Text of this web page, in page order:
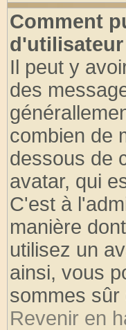
Comment
d'utilisateur
Il peut y
des
combien de
dessous de
avatar, qui
C'est à
manière
utilisez un
ainsi, vous
sommes
Revenir en